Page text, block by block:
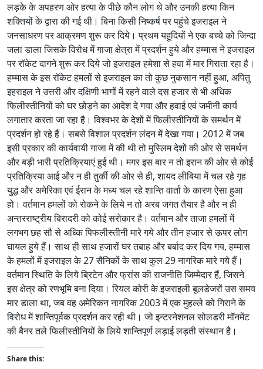
लड़के के अपहरण ओर हत्या के पीछे कौन लोग थे और उनकी हत्या किन
शक्तियों के द्वारा की गई थी। बिना किसी निष्कर्ष पर पहुंचे इजराइल ने
जनसाधरण पर आक्रमण शुरू कर दिये। प्रथम यहूदियों ने एक बच्चे को जिन्दा
जला डाला जिसके विरोध में गाजा क्षेत्रा में प्रदर्शन हुये और हम्मास ने इजराइल
पर रॉकेट दागने शुरू कर दिये जो इजराइल हमेशा से हवा में मार गिराता रहा है।
हम्मास के इस रॉकेट हमलों से इजराइल का तो कुछ नुकसान नहीं हुआ, अपितु
इहराइल ने उत्तरी और दक्षिणी भागों में रहने वाले दस हजार से भी अधिक
फिलीस्तीनियों को घर छोड़ने का आदेश दे गया और हवाई एवं जमीनी कार्य
लगातार करता जा रहा है। विश्वभर के देशों में फिलीस्तीनियों के समर्थन में
प्रदर्शन हो रहे हैं। सबसे विशाल प्रदर्शन लंदन में देखा गया। 2012 में जब
इसी प्रकार की कार्यवायी गाजा में की थी तो मुस्लिम देशों की ओर से समर्थन
और बड़ी भारी प्रतिक्रियाएं हुई थी। मगर इस बार न तो इरान की ओर से कोई
प्रतिक्रिया आई और न ही तुर्की की ओर से ही, शायद लीबिया में चल रहे गृह
युद्ध और अमेरिका एवं ईरान के मध्य चल रहे शान्ति वार्ता के कारण ऐसा हुआ
हो। वर्तमान हमलों को रोकने के लिये न तो अरब जगत तैयार है और न ही
अन्तरराष्ट्रीय बिरादरी को कोई सरोकार है। वर्तमान और ताजा हमलों में
लगभग छह सौ से अध्कि पिफलीस्तीनी मारे गये और तीन हजार से ऊपर लोग
घायल हुये हैं। साथ ही साथ हजारों घर तबाह और बर्बाद कर दिय गय, हम्मास
के हमलों में इजराइल के 27 सैनिकों के साथ कुल 29 नागरिक मारे गये हैं।
वर्तमान स्थिति के लिये ब्रिटेन और फ्रांस की राजनीति जिम्मेदार हैं, जिसने
इस क्षेत्र को रणभूमि बना दिया। रियल कोरी के इजराइली बूलडेजरों उस समय
मार डाला था, जब वह अमेरिकन नागरिक 2003 में एक मुहल्ले को गिराने के
विरोध में शान्तिपूर्वक प्रदर्शन कर रही थी। जो इन्टरनेशनल सोलडरी मॉनमेंट
की बैनर तले फिलीस्तीनियों के लिये शान्तिपूर्ण लड़ाई लड़ती संस्थान है।
Share this: